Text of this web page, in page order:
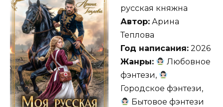
русская княжна
Автор: Арина
Теплова
Год написания: 2026
Жанры:
Любовное
фэнтези,
Городское фэнтези,
Бытовое фэнтези